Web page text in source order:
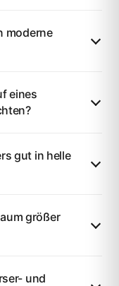
moderne
eines
gut in helle
größer
und